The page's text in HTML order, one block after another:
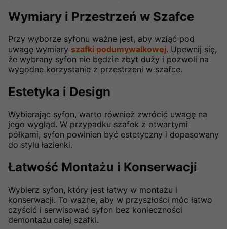
Wymiary i Przestrzeń w Szafce
Przy wyborze syfonu ważne jest, aby wziąć pod
uwagę wymiary szafki podumywalkowej. Upewnij się,
że wybrany syfon nie będzie zbyt duży i pozwoli na
wygodne korzystanie z przestrzeni w szafce.
Estetyka i Design
Wybierając syfon, warto również zwrócić uwagę na
jego wygląd. W przypadku szafek z otwartymi
półkami, syfon powinien być estetyczny i dopasowany
do stylu łazienki.
Łatwość Montażu i Konserwacji
Wybierz syfon, który jest łatwy w montażu i
konserwacji. To ważne, aby w przyszłości móc łatwo
czyścić i serwisować syfon bez konieczności
demontażu całej szafki.